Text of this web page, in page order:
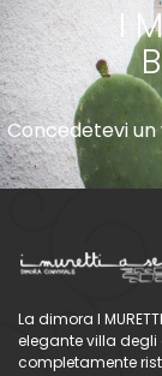
I
Concedetevi
La dimora I
elegante villa degli
completamente